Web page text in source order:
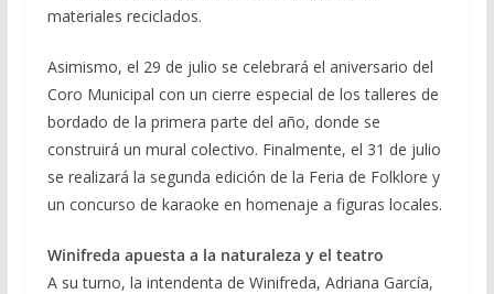
materiales reciclados.
Asimismo, el 29 de julio se celebrará el aniversario del
Coro Municipal con un cierre especial de los talleres de
bordado de la primera parte del año, donde se
construirá un mural colectivo. Finalmente, el 31 de julio
se realizará la segunda edición de la Feria de Folklore y
un concurso de karaoke en homenaje a figuras locales.
Winifreda apuesta a la naturaleza y el teatro
A su turno, la intendenta de Winifreda, Adriana García,